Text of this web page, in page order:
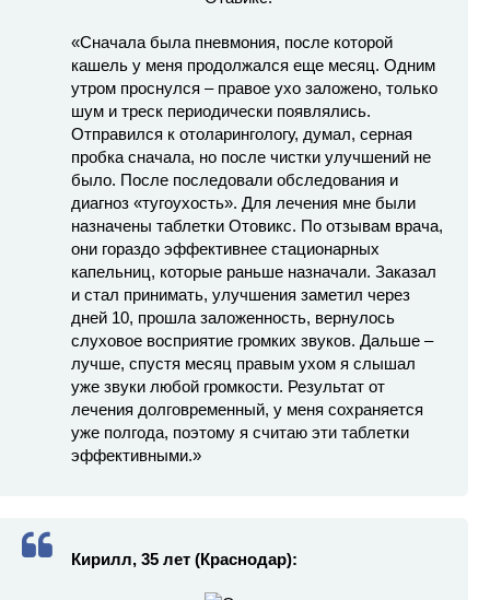
«Сначала была пневмония, после которой
кашель у меня продолжался еще месяц. Одним
утром проснулся – правое ухо заложено, только
шум и треск периодически появлялись.
Отправился к отоларингологу, думал, серная
пробка сначала, но после чистки улучшений не
было. После последовали обследования и
диагноз «тугоухость». Для лечения мне были
назначены таблетки Отовикс. По отзывам врача,
они гораздо эффективнее стационарных
капельниц, которые раньше назначали. Заказал
и стал принимать, улучшения заметил через
дней 10, прошла заложенность, вернулось
слуховое восприятие громких звуков. Дальше –
лучше, спустя месяц правым ухом я слышал
уже звуки любой громкости. Результат от
лечения долговременный, у меня сохраняется
уже полгода, поэтому я считаю эти таблетки
эффективными.»
Кирилл, 35 лет (Краснодар):